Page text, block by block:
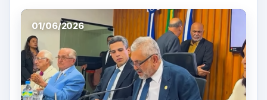
01/06/2026